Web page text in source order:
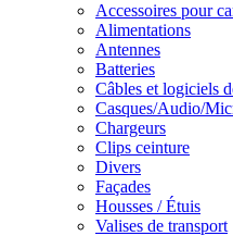
Accessoires pour
Alimentations
Antennes
Batteries
Câbles et logiciels
Casques/Audio/
Chargeurs
Clips ceinture
Divers
Façades
Housses / Étuis
Valises de transport